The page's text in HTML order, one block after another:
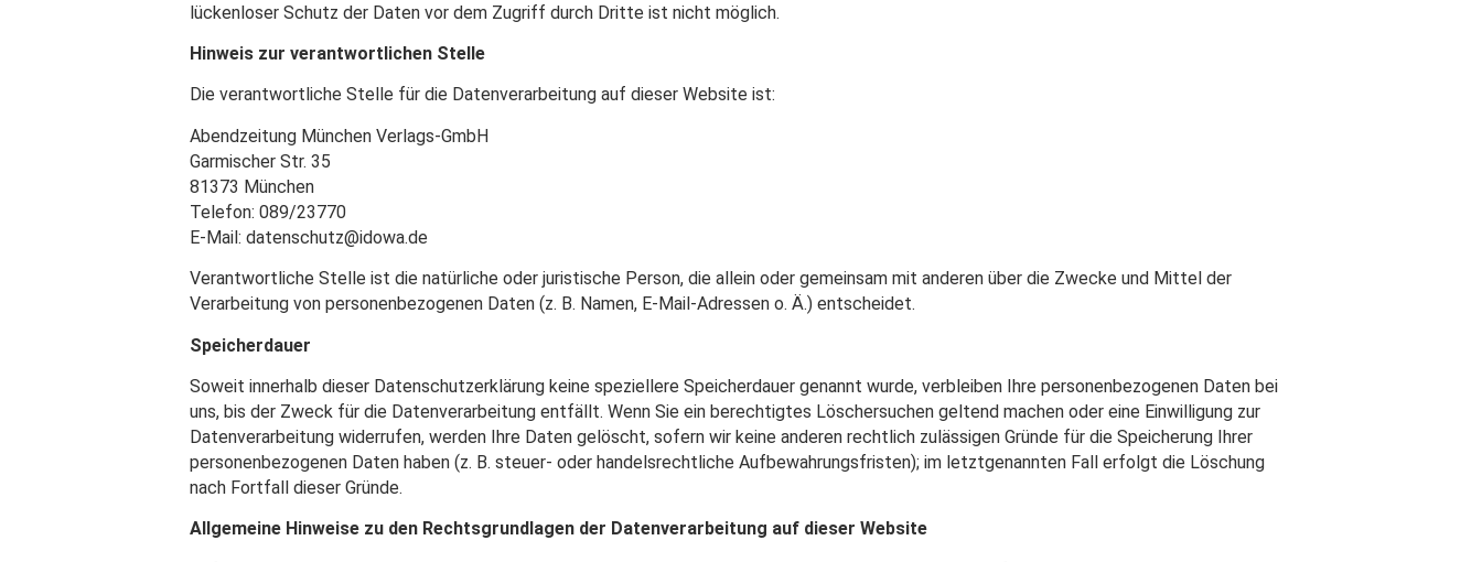
lückenloser Schutz der Daten vor dem Zugriff durch Dritte ist nicht möglich.
Hinweis zur verantwortlichen Stelle
Die verantwortliche Stelle für die Datenverarbeitung auf dieser Website ist:
Abendzeitung München Verlags-GmbH
Garmischer Str. 35
81373 München
Telefon: 089/23770
E-Mail: datenschutz@idowa.de
Verantwortliche Stelle ist die natürliche oder juristische Person, die allein oder gemeinsam mit anderen über die Zwecke und Mittel der
Verarbeitung von personenbezogenen Daten (z. B. Namen, E-Mail-Adressen o. Ä.) entscheidet.
Speicherdauer
Soweit innerhalb dieser Datenschutzerklärung keine speziellere Speicherdauer genannt wurde, verbleiben Ihre personenbezogenen Daten bei
uns, bis der Zweck für die Datenverarbeitung entfällt. Wenn Sie ein berechtigtes Löschersuchen geltend machen oder eine Einwilligung zur
Datenverarbeitung widerrufen, werden Ihre Daten gelöscht, sofern wir keine anderen rechtlich zulässigen Gründe für die Speicherung Ihrer
personenbezogenen Daten haben (z. B. steuer- oder handelsrechtliche Aufbewahrungsfristen); im letztgenannten Fall erfolgt die Löschung
nach Fortfall dieser Gründe.
Allgemeine Hinweise zu den Rechtsgrundlagen der Datenverarbeitung auf dieser Website